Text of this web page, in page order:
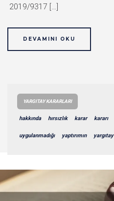
2019/9317 […]
DEVAMINI OKU
YARGITAY KARARLARI
hakkında hırsızlık karar kararı
uygulanmadığı yaptırımın yargıtay